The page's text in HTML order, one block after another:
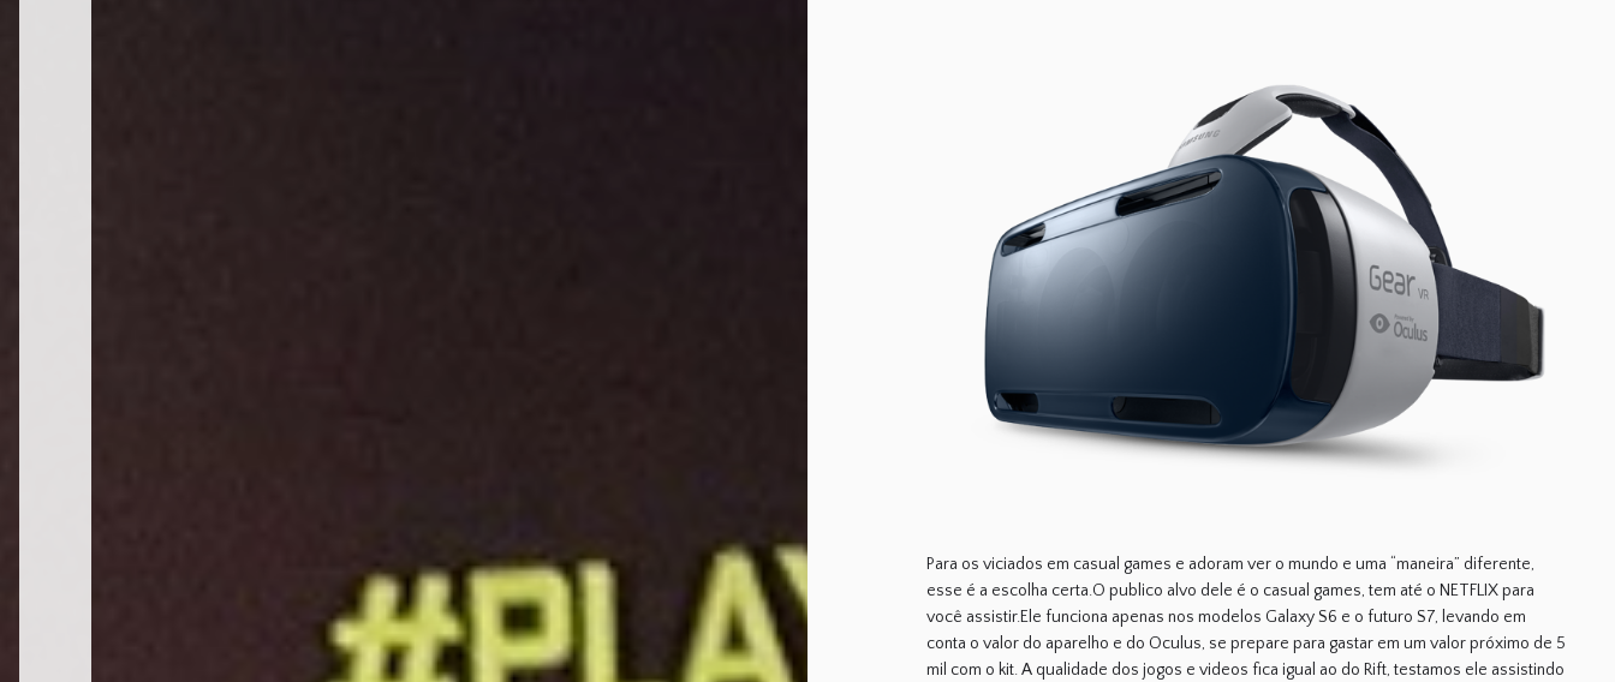
Para os viciados em casual games e adoram ver o mundo e uma “maneira” diferente,
esse é a escolha certa.O publico alvo dele é o casual games, tem até o NETFLIX para
você assistir.Ele funciona apenas nos modelos Galaxy S6 e o futuro S7, levando em
conta o valor do aparelho e do Oculus, se prepare para gastar em um valor próximo de 5
mil com o kit. A qualidade dos jogos e videos fica igual ao do Rift, testamos ele assistindo